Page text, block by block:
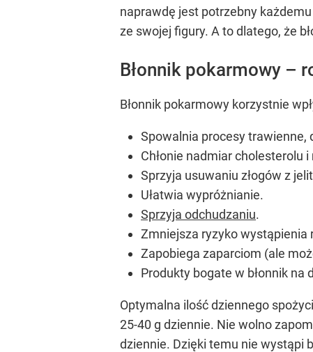
naprawdę jest potrzebny
ze swojej figury. A to dlatego, że
Błonnik pokarmowy –
Błonnik pokarmowy korzystnie
Spowalnia procesy trawienne,
Chłonie nadmiar cholesterolu
Sprzyja usuwaniu złogów z
Ułatwia wypróżnianie.
Sprzyja odchudzaniu.
Zmniejsza ryzyko wystąpienia
Zapobiega zaparciom (ale
Produkty bogate w błonnik na
Optymalna ilość dziennego
25-40 g dziennie. Nie wolno
dziennie. Dzięki temu nie wystąpi